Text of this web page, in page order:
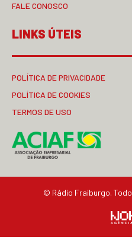
FALE CONOSCO
LINKS ÚTEIS
POLÍTICA DE PRIVACIDADE
POLÍTICA DE COOKIES
TERMOS DE USO
© Rádio Fraiburgo.